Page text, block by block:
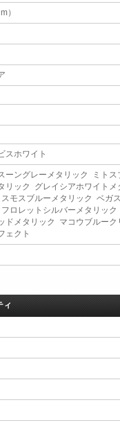
）
スホワイト
ーングレーメタリック ミトス
リック グレイシアホワイトメ
モスブルーメタリック ベガ
ロレットシルバーメタリッ
ドメタリック マコウブルーク
ェクト
ィ